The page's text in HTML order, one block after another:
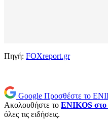
Πηγή: FOXreport.gr
Google Προσθέστε το
Ακολουθήστε το ENIKOS στο
όλες τις ειδήσεις.